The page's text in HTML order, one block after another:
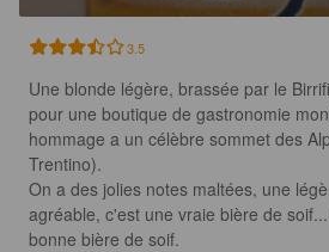
3.5
Une blonde légère, brassée par le
pour une boutique de gastronomie
hommage a un célèbre sommet des
Trentino).
On a des jolies notes maltées, une
agréable, c'est une vraie bière de
bonne bière de soif.